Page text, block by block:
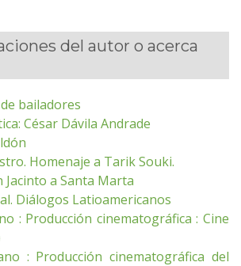
del autor o acerca
bailadores
César Dávila Andrade
Homenaje a Tarik Souki.
Jacinto a Santa Marta
Diálogos Latioamericanos
: Producción cinematográfica : Cine
: Producción cinematográfica del